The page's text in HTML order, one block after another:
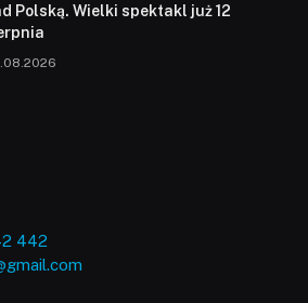
Polską. Wielki spektakl już 12
442